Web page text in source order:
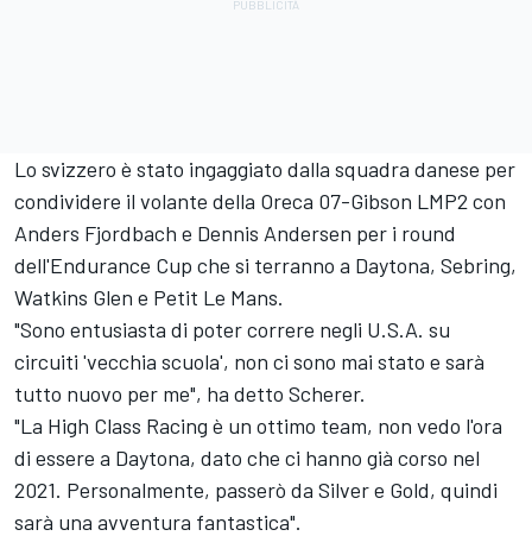
Lo svizzero è stato ingaggiato dalla squadra danese per
condividere il volante della Oreca 07-Gibson LMP2 con
Anders Fjordbach e Dennis Andersen per i round
dell'Endurance Cup che si terranno a Daytona, Sebring,
Watkins Glen e Petit Le Mans.
"Sono entusiasta di poter correre negli U.S.A. su
circuiti 'vecchia scuola', non ci sono mai stato e sarà
tutto nuovo per me", ha detto Scherer.
"La High Class Racing è un ottimo team, non vedo l'ora
di essere a Daytona, dato che ci hanno già corso nel
2021. Personalmente, passerò da Silver e Gold, quindi
sarà una avventura fantastica".